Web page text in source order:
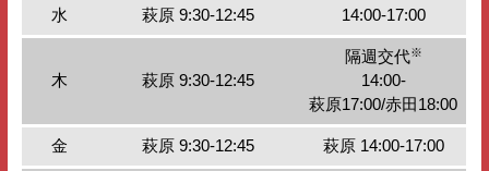
水 萩原 9:30-12:45 14:00-17:00
木 萩原 9:30-12:45
隔週交代※
14:00-
萩原17:00/赤田18:00
金 萩原 9:30-12:45 萩原 14:00-17:00